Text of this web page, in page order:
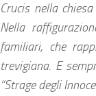
Crucis nella
Nella
familiari, che
trevigiana. E
“Strage degli